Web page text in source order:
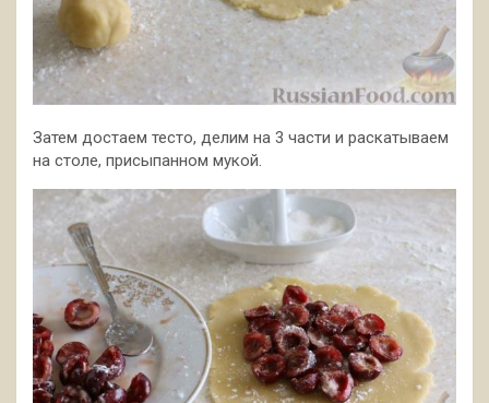
Затем достаем тесто, делим на 3 части и раскатываем
на столе, присыпанном мукой.